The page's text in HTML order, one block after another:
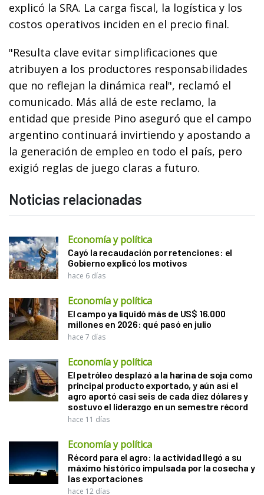
explicó la SRA. La carga fiscal, la logística y los
costos operativos inciden en el precio final.
"Resulta clave evitar simplificaciones que
atribuyen a los productores responsabilidades
que no reflejan la dinámica real", reclamó el
comunicado. Más allá de este reclamo, la
entidad que preside Pino aseguró que el campo
argentino continuará invirtiendo y apostando a
la generación de empleo en todo el país, pero
exigió reglas de juego claras a futuro.
Noticias relacionadas
Economía y política
Cayó la recaudación por retenciones: el
Gobierno explicó los motivos
hace 6 días
Economía y política
El campo ya liquidó más de US$ 16.000
millones en 2026: qué pasó en julio
hace 7 días
Economía y política
El petróleo desplazó a la harina de soja como
principal producto exportado, y aún así el
agro aportó casi seis de cada diez dólares y
sostuvo el liderazgo en un semestre récord
hace 11 días
Economía y política
Récord para el agro: la actividad llegó a su
máximo histórico impulsada por la cosecha y
las exportaciones
hace 12 días